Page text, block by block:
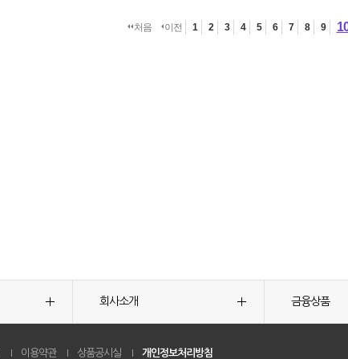
처음 이전 1 2 3 4 5 6 7 8 9
회사소개 금융상품
이용약관 상품공시실 개인정보처리방침